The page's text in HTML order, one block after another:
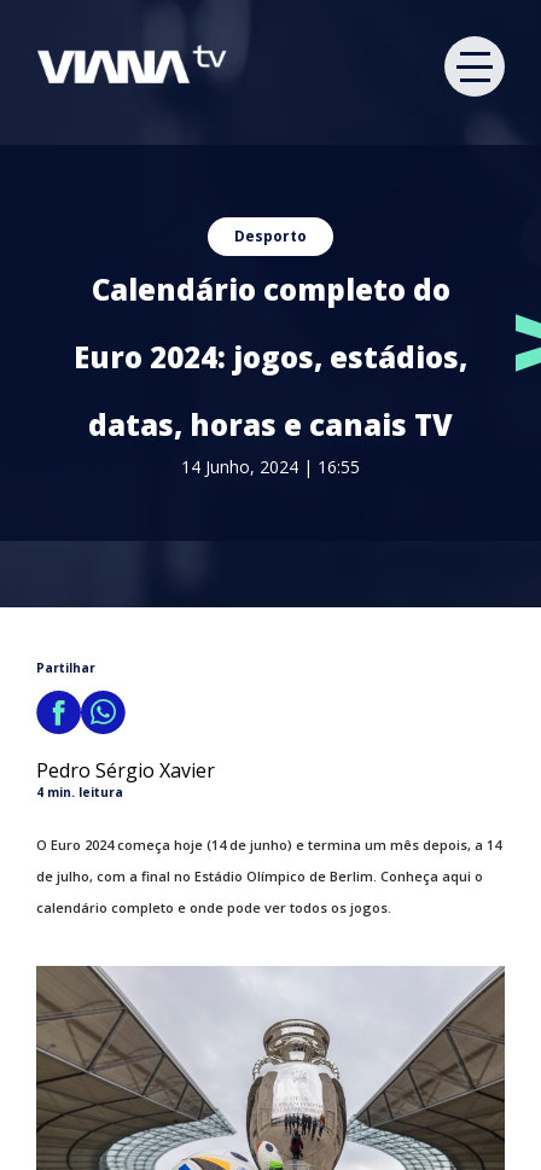
Desporto
Calendário completo do
Euro 2024: jogos, estádios,
datas, horas e canais TV
14 Junho, 2024 | 16:55
Partilhar
Pedro Sérgio Xavier
4 min. leitura
O Euro 2024 começa hoje (14 de junho) e termina um mês depois, a 14
de julho, com a final no Estádio Olímpico de Berlim. Conheça aqui o
calendário completo e onde pode ver todos os jogos.